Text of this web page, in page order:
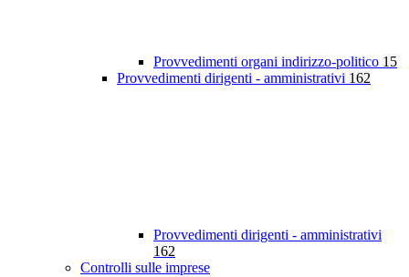
Provvedimenti organi indirizzo-politico 15
Provvedimenti dirigenti - amministrativi 162
Provvedimenti dirigenti - amministrativi
162
Controlli sulle imprese